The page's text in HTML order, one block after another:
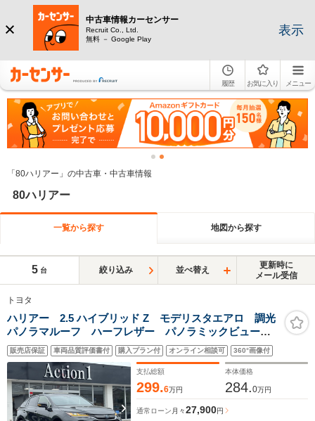
中古車情報カーセンサー
Recruit Co., Ltd.
無料 － Google Play
表示
履歴 お気に入り メニュー
「80ハリアー」の中古車・中古車情報
80ハリアー
一覧から探す 地図から探す
5 台 絞り込み 並べ替え
更新時に
メール受信
トヨタ
ハリアー 2.5 ハイブリッド Z モデリスタエアロ 調光
パノラマルーフ ハーフレザー パノラミックビューモ
ニター JBLプレミアムサウンドシステム 12.3インチデ
ィスプレイナビ デジタルインナーミラー セーフティ
センス Bluetoothオーディオ
販売店保証 車両品質評価書付 購入プラン付 オンライン相談可 360°画像付
支払総額
299.6万円
本体価格
284.0万円
通常ローン 月々27,900円